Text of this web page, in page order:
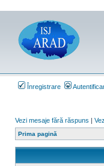
Înregistrare
Vezi mesaje fără răspuns |
Prima pagină